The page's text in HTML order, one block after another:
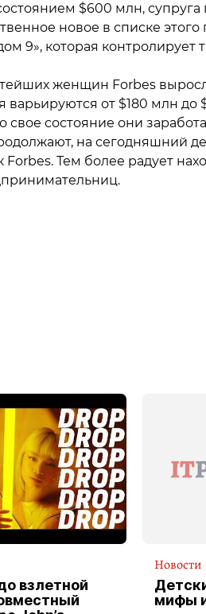
$600 млн, супруга
новое в списке этого
9», которая контролирует
женщин Forbes
от $180 млн до
свое состояние они
на сегодняшний
Тем более радует
взлетной
Новости
мифы